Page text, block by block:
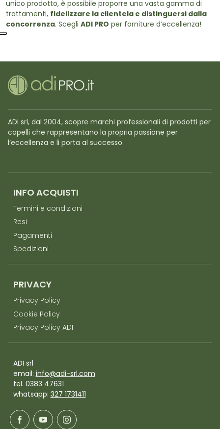
unico prodotto, è possibile proporre una vasta gamma di
trattamenti, fidelizzare la clientela e distinguersi dalla
concorrenza. Scegli ADI PRO per forniture d’eccellenza!
ADI srl, dal 2004, scopre marchi professionali di prodotti per
capelli che rappresentano la propria passione per
l’eccellenza e li porta al successo.
INFO ACQUISTI
Termini e condizioni
Resi
Pagamenti
Spedizioni
PRIVACY
Privacy Policy
Cookie Policy
Privacy Policy ADI
ADI srl
email: info@adi-srl.com
tel. 0383 47631
whatsapp: 327 1731411